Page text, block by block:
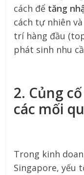
cách để tăng
cách tự nhiên
trí hàng đầu
phát sinh nhu
2. Củng
các mối
Trong kinh
Singapore, yếu